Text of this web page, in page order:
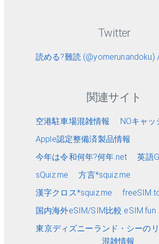
Twitter
読める?難読 (@yomerunandoku)
関連サイト
空港駐車場混雑情報
NOキャ
Apple認定整備済製品情報
今年は令和何年?何年.net
英語
sQuiz.me
方言*squiz.me
漢字クロス*squiz.me
国内海外eSIM/SIM比較 eSIM.fun
東京ディズニーランド・シーの
混雑情報